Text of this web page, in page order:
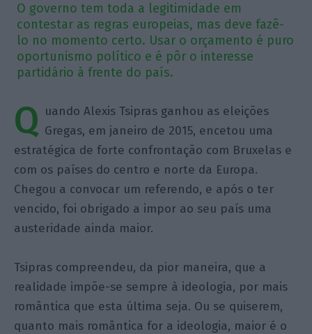
O governo tem toda a legitimidade em
contestar as regras europeias, mas deve fazê-
lo no momento certo. Usar o orçamento é puro
oportunismo político e é pôr o interesse
partidário à frente do país.
Q uando Alexis Tsipras ganhou as eleições
Gregas, em janeiro de 2015, encetou uma
estratégica de forte confrontação com Bruxelas e
com os países do centro e norte da Europa.
Chegou a convocar um referendo, e após o ter
vencido, foi obrigado a impor ao seu país uma
austeridade ainda maior.
Tsipras compreendeu, da pior maneira, que a
realidade impõe-se sempre à ideologia, por mais
romântica que esta última seja. Ou se quiserem,
quanto mais romântica for a ideologia, maior é o